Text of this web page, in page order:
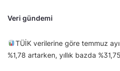
Veri gündemi
TÜİK verilerine göre temmuz
%1,78 artarken, yıllık bazda